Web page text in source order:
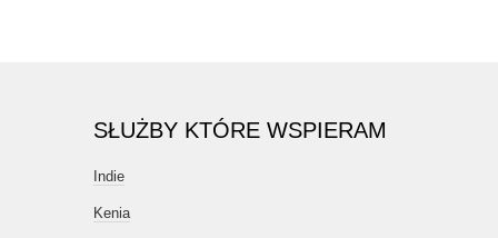
SŁUŻBY KTÓRE WSPIERAM
Indie
Kenia